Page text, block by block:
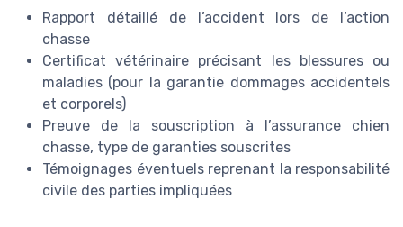
Rapport détaillé de l’accident lors de l’action
chasse
Certificat vétérinaire précisant les blessures ou
maladies (pour la garantie dommages accidentels
et corporels)
Preuve de la souscription à l’assurance chien
chasse, type de garanties souscrites
Témoignages éventuels reprenant la responsabilité
civile des parties impliquées